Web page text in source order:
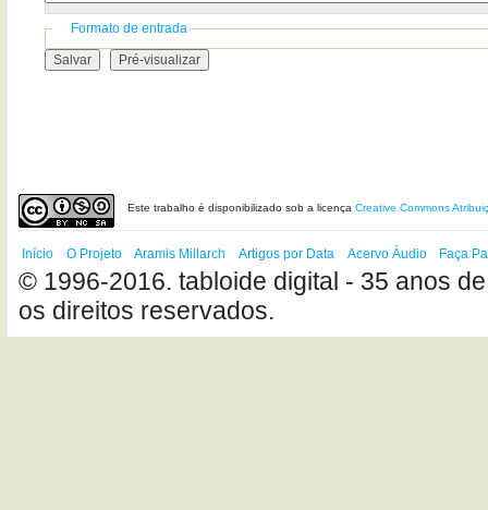
Formato de entrada
Estetrabalho é disponibilizado sob a licençaCreative Commons
Início O Projeto Aramis Millarch Artigos por Data Acervo Áudio Faça
© 1996-2016. tabloide digital - 35 anos
os direitos reservados.